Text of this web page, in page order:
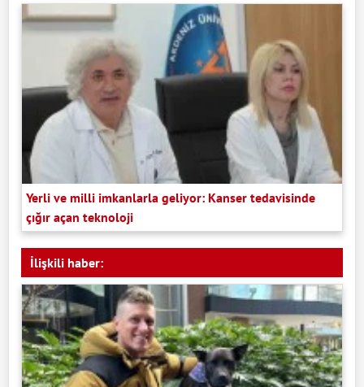
Yerli ve milli imkanlarla geliyor: Kanser tedavisinde
çığır açan teknoloji
İlişkili haber: